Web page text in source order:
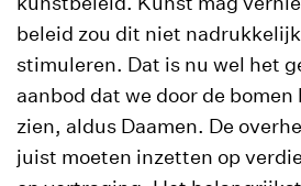
beleid zou dit niet
stimuleren. Dat is nu wel het
aanbod dat we door de
zien, aldus Daamen. De
juist moeten inzetten op